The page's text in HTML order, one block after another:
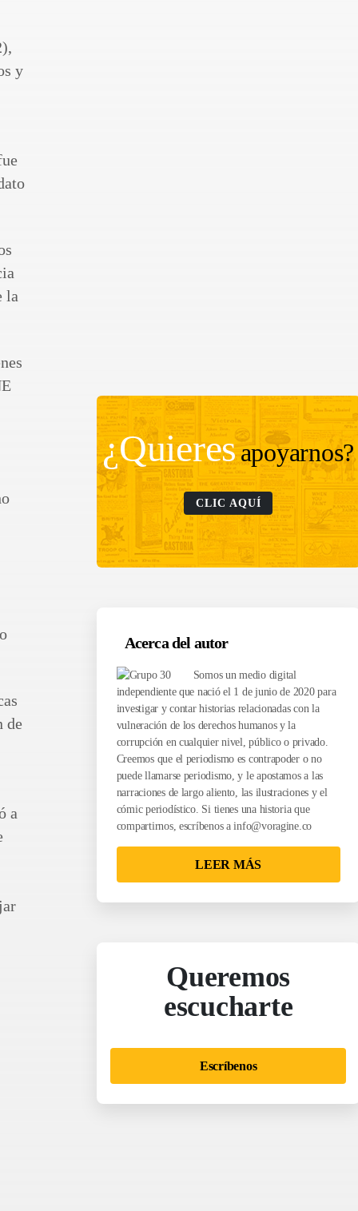
y
la
de
a
¿Quieresapoyarnos?
CLIC AQUÍ
Acerca del autor
Somos un medio digital
independiente que nació el 1 de junio de 2020 para
investigar y contar historias relacionadas con la
vulneración de los derechos humanos y la
corrupción en cualquier nivel, público o privado.
Creemos que el periodismo es contrapoder o no
puede llamarse periodismo, y le apostamos a las
narraciones de largo aliento, las ilustraciones y el
cómic periodístico. Si tienes una historia que
compartirnos, escríbenos ainfo@voragine.co
LEER MÁS
Queremos
escucharte
Escríbenos